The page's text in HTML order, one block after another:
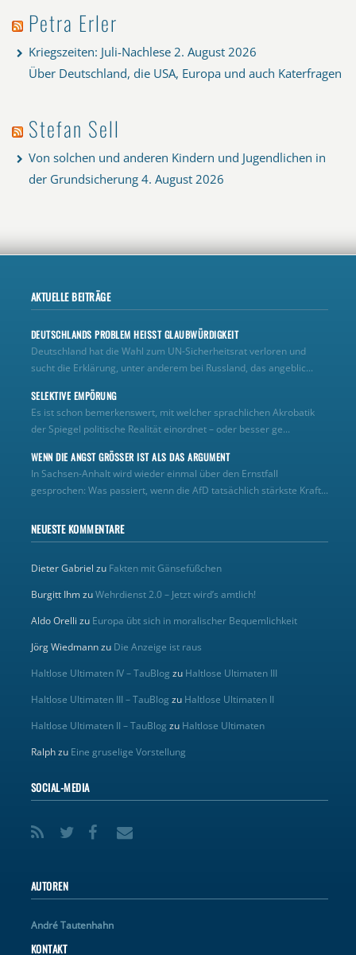
Petra Erler
Kriegszeiten: Juli-Nachlese 2. August 2026
Über Deutschland, die USA, Europa und auch Katerfragen
Stefan Sell
Von solchen und anderen Kindern und Jugendlichen in
der Grundsicherung 4. August 2026
AKTUELLE BEITRÄGE
DEUTSCHLANDS PROBLEM HEISST GLAUBWÜRDIGKEIT
Deutschland hat die Wahl zum UN‑Sicherheitsrat verloren und
sucht die Erklärung, unter anderem bei Russland, das angeblic...
SELEKTIVE EMPÖRUNG
Es ist schon bemerkenswert, mit welcher sprachlichen Akrobatik
der Spiegel politische Realität einordnet – oder besser ge...
WENN DIE ANGST GRÖSSER IST ALS DAS ARGUMENT
In Sachsen-Anhalt wird wieder einmal über den Ernstfall
gesprochen: Was passiert, wenn die AfD tatsächlich stärkste Kraft...
NEUESTE KOMMENTARE
Dieter Gabriel zu Fakten mit Gänsefüßchen
Burgitt IhmzuWehrdienst 2.0 – Jetzt wird’s amtlich!
Aldo Orelli zu Europa übt sich in moralischer Bequemlichkeit
Jörg Wiedmannzu Die Anzeige ist raus
Haltlose Ultimaten IV – TauBlog zu Haltlose Ultimaten III
Haltlose Ultimaten III – TauBlog zu Haltlose Ultimaten II
Haltlose Ultimaten II – TauBlog zu Haltlose Ultimaten
Ralphzu Eine gruselige Vorstellung
SOCIAL-MEDIA
AUTOREN
André Tautenhahn
KONTAKT